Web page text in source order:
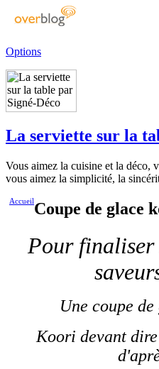
Options
La serviette sur la
Vous aimez la cuisine et la déco,
vous aimez la simplicité, la
Accueil Coupe de glace
Pour finaliser
Une coupe
Koori devant